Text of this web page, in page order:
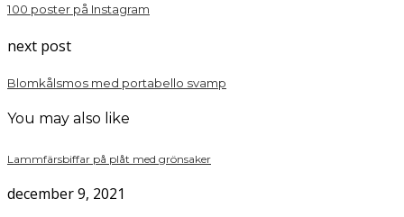
100 poster på Instagram
next post
Blomkålsmos med portabello svamp
You may also like
Lammfärsbiffar på plåt med grönsaker
december 9, 2021